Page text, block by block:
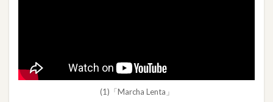
(1)「Marcha Lenta」